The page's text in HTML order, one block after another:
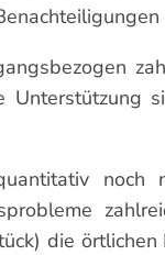
die